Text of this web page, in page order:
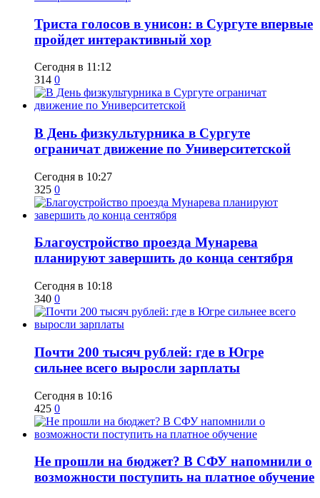
​Триста голосов в унисон: в Сургуте впервые
пройдет интерактивный хор
Сегодня в 11:12
314 0
​В День физкультурника в Сургуте
ограничат движение по Университетской
Сегодня в 10:27
325 0
Благоустройство проезда Мунарева
планируют завершить до конца сентября
Сегодня в 10:18
340 0
​Почти 200 тысяч рублей: где в Югре
сильнее всего выросли зарплаты
Сегодня в 10:16
425 0
Не прошли на бюджет? В СФУ напомнили о
возможности поступить на платное обучение